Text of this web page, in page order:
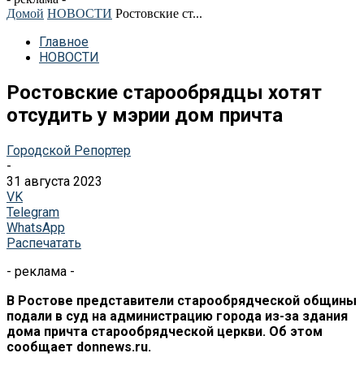
Домой НОВОСТИ Ростовские ст...
Главное
НОВОСТИ
Ростовские старообрядцы хотят
отсудить у мэрии дом причта
Городской Репортер
-
31 августа 2023
VK
Telegram
WhatsApp
Распечатать
- реклама -
В Ростове представители старообрядческой общины
подали в суд на администрацию города из-за здания
дома причта старообрядческой церкви. Об этом
сообщает donnews.ru.